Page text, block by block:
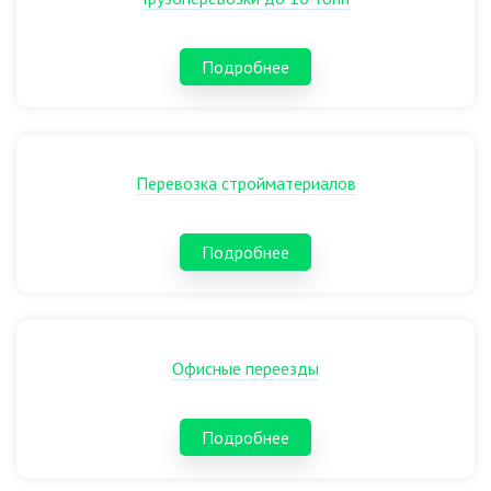
Подробнее
Перевозка стройматериалов
Подробнее
Офисные переезды
Подробнее